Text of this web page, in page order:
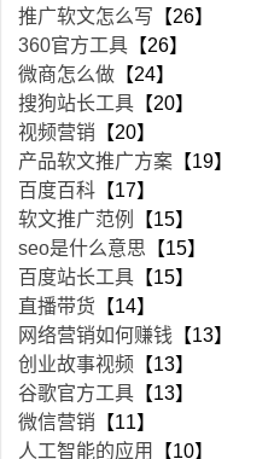
推广软文怎么写 【26】
360官方工具 【26】
微商怎么做 【24】
搜狗站长工具 【20】
视频营销 【20】
产品软文推广方案 【19】
百度百科 【17】
软文推广范例
【15】
seo是什么意思 【15】
百度站长工具 【15】
直播带货 【14】
网络营销如何赚钱 【13】
创业故事视频 【13】
谷歌官方工具 【13】
微信营销 【11】
人工智能的应用
【10】